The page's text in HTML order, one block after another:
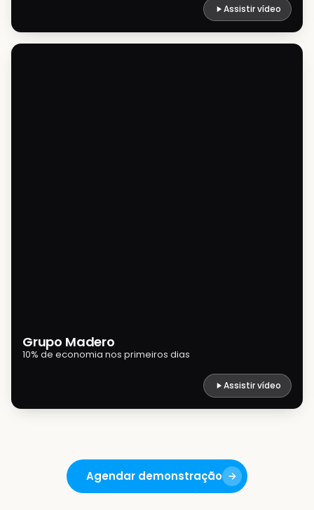
Assistir vídeo
Grupo Madero
10% de economia nos primeiros dias
Assistir vídeo
Agendar demonstração